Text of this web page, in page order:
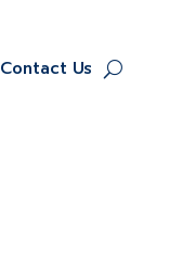
Contact Us